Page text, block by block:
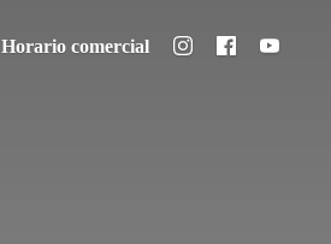
Horario comercial